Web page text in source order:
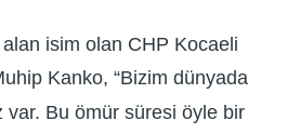
isim olan CHP Kocaeli
Kanko, “Bizim dünyada
var. Bu ömür süresi öyle bir